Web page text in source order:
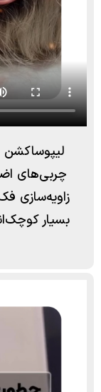
لیپوساکشن
چربی‌های
زاویه‌سازی
بسیار